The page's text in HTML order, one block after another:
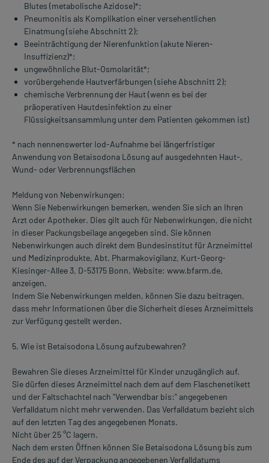
Blutes (metabolische Azidose)*;
Pneumonitis als Komplikation einer versehentlichen
Einatmung (siehe Abschnitt 2);
Beeinträchtigung der Nierenfunktion (akute Nieren-
Insuffizienz)*;
ungewöhnliche Blut-Osmolarität*;
vorübergehende Hautverfärbungen (siehe Abschnitt 2);
chemische Verbrennung der Haut (wenn es bei der
präoperativen Hautdesinfektion zu einer
Flüssigkeitsansammlung unter dem Patienten gekommen ist)
* nach nennenswerter Iod-Aufnahme bei längerfristiger
Anwendung von Betaisodona Lösung auf ausgedehnten Haut-,
Wund- oder Verbrennungsflächen
Meldung von Nebenwirkungen:
Wenn Sie Nebenwirkungen bemerken, wenden Sie sich an Ihren
Arzt oder Apotheker. Dies gilt auch für Nebenwirkungen, die nicht
in dieser Packungsbeilage angegeben sind. Sie können
Nebenwirkungen auch direkt dem Bundesinstitut für Arzneimittel
und Medizinprodukte, Abt. Pharmakovigilanz, Kurt-Georg-
Kiesinger-Allee 3, D-53175 Bonn, Website: www.bfarm.de,
anzeigen.
Indem Sie Nebenwirkungen melden, können Sie dazu beitragen,
dass mehr Informationen über die Sicherheit dieses Arzneimittels
zur Verfügung gestellt werden.
5. Wie ist Betaisodona Lösung aufzubewahren?
Bewahren Sie dieses Arzneimittel für Kinder unzugänglich auf.
Sie dürfen dieses Arzneimittel nach dem auf dem Flaschenetikett
und der Faltschachtel nach "Verwendbar bis:" angegebenen
Verfalldatum nicht mehr verwenden. Das Verfalldatum bezieht sich
auf den letzten Tag des angegebenen Monats.
Nicht über 25 °C lagern.
Nach dem ersten Öffnen können Sie Betaisodona Lösung bis zum
Ende des auf der Verpackung angegebenen Verfalldatums